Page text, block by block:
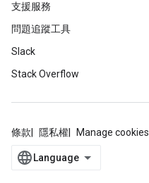
支援服務
問題追蹤工具
Slack
Stack Overflow
條款 隱私權 Manage cookies